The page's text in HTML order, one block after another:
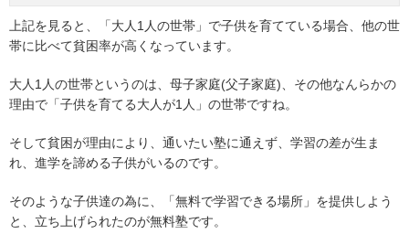
上記を見ると、「大人1人の世帯」で子供を育てている場合、他の世
帯に比べて貧困率が高くなっています。
大人1人の世帯というのは、母子家庭(父子家庭)、その他なんらかの
理由で「子供を育てる大人が1人」の世帯ですね。
そして貧困が理由により、通いたい塾に通えず、学習の差が生ま
れ、進学を諦める子供がいるのです。
そのような子供達の為に、「無料で学習できる場所」を提供しよう
と、立ち上げられたのが無料塾です。